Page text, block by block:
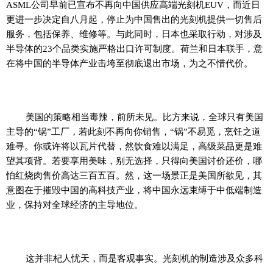
ASML公司早前已宣布不再向中国供应高端光刻机EUV，而近日
更进一步决定自八月起，停止为中国售出的光刻机提供一切售后
服务，包括保养、维修等。与此同时，日本也采取行动，对涉及
半导体的23个品类实施严格出口许可制度。荷兰和日本联手，意
在将中国的半导体产业击垮至彻底退出市场，为之不惜代价。
美国的策略相当毒辣，前所未见。比方来说，全球只有美国
主导的“锅”工厂，若此刻不再向你销售，“锅”不易觅，烹饪之道
难寻。你或许将以瓦片代替，然饮食难以满足，高级菜品更是难
望其项背。若要享用美味，别无选择，只得向美国讨价还价，哪
怕红烧肉售价高达三百五百。然，这一场景正是美国所欲见，其
意图在于摧毁中国的高科技产业，将中国永远束缚于中低端制造
业，保持对全球经济的主导地位。
这并非杞人忧天，而是客观事实。光刻机的制造涉及众多科